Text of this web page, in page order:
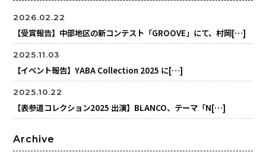
2026.02.22
【受賞報告】中部地区の新コンテスト「GROOVE」にて、村岡[…]
2025.11.03
【イベント報告】YABA Collection 2025 に[…]
2025.10.22
【表参道コレクション2025 出演】BLANCO、テーマ「N[…]
Archive